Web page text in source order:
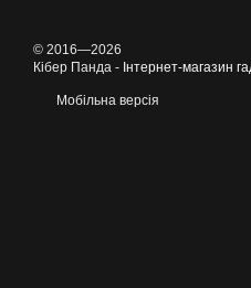
© 2016—2026
Кібер Панда - Інтернет-магазин
Мобільна версія